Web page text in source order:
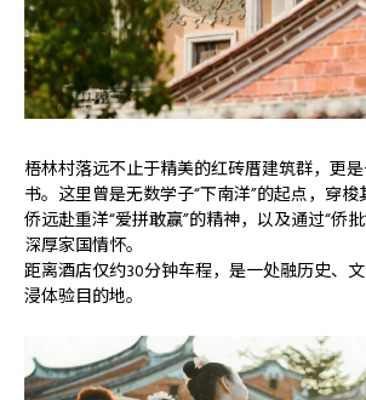
梧林村落远不止于精美的红砖厝建筑群，更
书。这里曾是无数学子“下南洋”的起点，穿
侨远赴重洋“爱拼敢赢”的精神，以及通过“侨
深厚家国情怀。
距离酒店仅约30分钟车程，是一处融历史、
浸体验目的地。